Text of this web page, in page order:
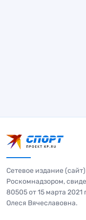
Сетевое издание
Роскомнадзором,
80505 от 15 марта
Олеся Вячеславовна.